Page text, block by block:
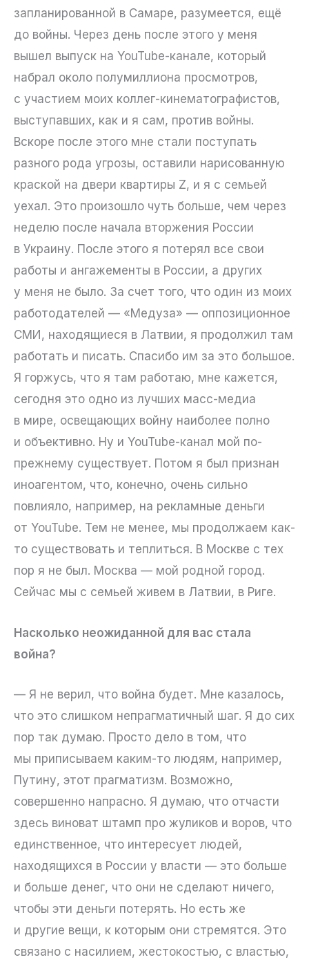
запланированной в Самаре, разумеется, ещё
до войны. Через день после этого у меня
вышел выпуск на YouTube-канале, который
набрал около полумиллиона просмотров,
с участием моих коллег-кинематографистов,
выступавших, как и я сам, против войны.
Вскоре после этого мне стали поступать
разного рода угрозы, оставили нарисованную
краской на двери квартиры Z, и я с семьей
уехал. Это произошло чуть больше, чем через
неделю после начала вторжения России
в Украину. После этого я потерял все свои
работы и ангажементы в России, а других
у меня не было. За счет того, что один из моих
работодателей — «Медуза» — оппозиционное
СМИ, находящиеся в Латвии, я продолжил там
работать и писать. Спасибо им за это большое.
Я горжусь, что я там работаю, мне кажется,
сегодня это одно из лучших масс-медиа
в мире, освещающих войну наиболее полно
и объективно. Ну и YouTube-канал мой по-
прежнему существует. Потом я был признан
иноагентом, что, конечно, очень сильно
повлияло, например, на рекламные деньги
от YouTube. Тем не менее, мы продолжаем как-
то существовать и теплиться. В Москве с тех
пор я не был. Москва — мой родной город.
Сейчас мы с семьей живем в Латвии, в Риге.
Насколько неожиданной для вас стала
война?
— Я не верил, что война будет. Мне казалось,
что это слишком непрагматичный шаг. Я до сих
пор так думаю. Просто дело в том, что
мы приписываем каким-то людям, например,
Путину, этот прагматизм. Возможно,
совершенно напрасно. Я думаю, что отчасти
здесь виноват штамп про жуликов и воров, что
единственное, что интересует людей,
находящихся в России у власти — это больше
и больше денег, что они не сделают ничего,
чтобы эти деньги потерять. Но есть же
и другие вещи, к которым они стремятся. Это
связано с насилием, жестокостью, с властью,